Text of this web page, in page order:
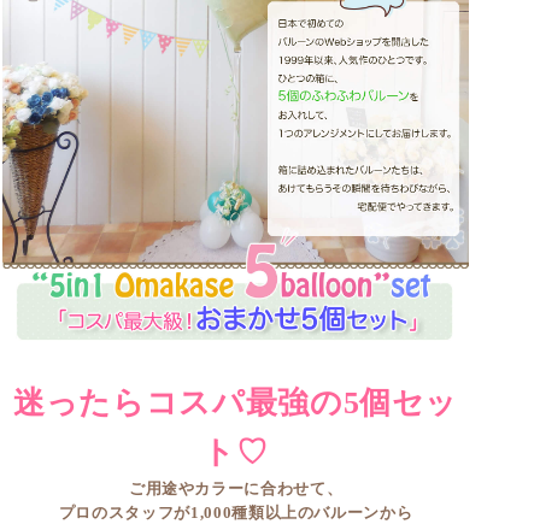
迷ったらコスパ最強の5個セッ
ト♡
ご用途やカラーに合わせて、
プロのスタッフが1,000種類以上のバルーンから